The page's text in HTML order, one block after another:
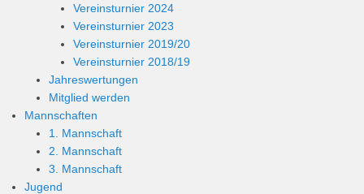
Vereinsturnier 2024
Vereinsturnier 2023
Vereinsturnier 2019/20
Vereinsturnier 2018/19
Jahreswertungen
Mitglied werden
Mannschaften
1. Mannschaft
2. Mannschaft
3. Mannschaft
Jugend